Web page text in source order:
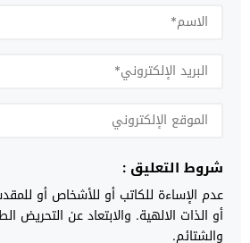
شروط التعليق :
عدم الإساءة للكاتب أو للأشخاص أو
أو الذات الالهية. والابتعاد عن التحريض
والشتائم.